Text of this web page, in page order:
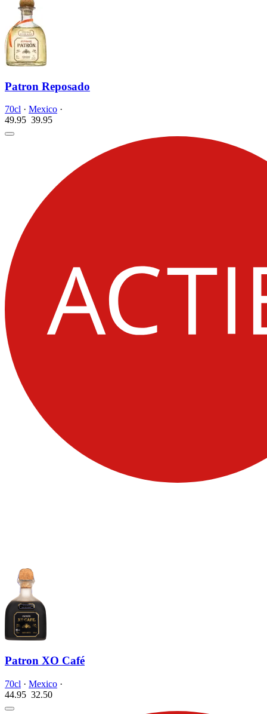
Patron Reposado
70cl · Mexico ·
49.95 39.95
Patron XO Café
70cl · Mexico ·
44.95 32.50